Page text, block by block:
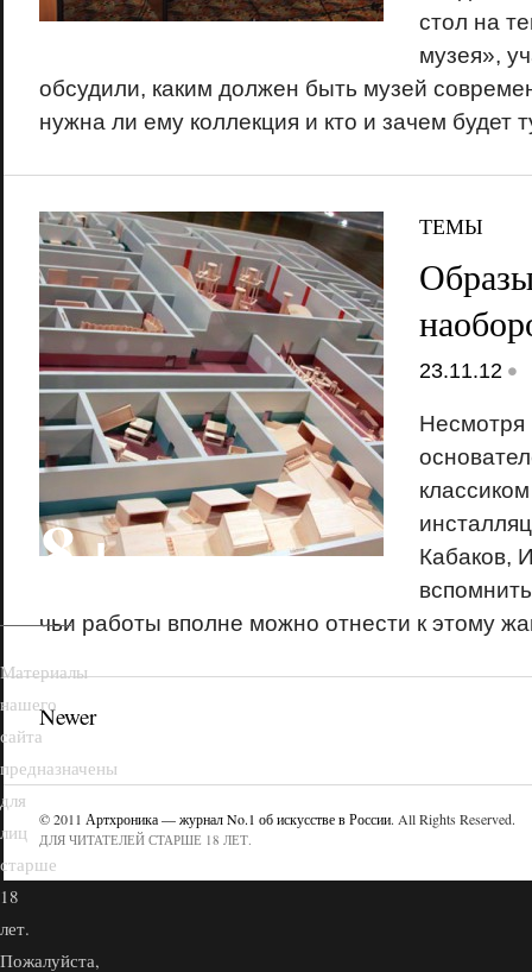
стол на
музея»,
обсудили, каким должен быть музей
нужна ли ему коллекция и кто и зачем будет
ТЕМЫ
23.11.12 •
Несмотря
Кабаков,
чьи работы вполне можно отнести к этому
Newer
© 2011 Артхроника — журнал No.1 об искусстве в России. All Rights Reserved.
ДЛЯ ЧИТАТЕЛЕЙ СТАРШЕ 18 ЛЕТ.
18+
Материалы
нашего
сайта
предназначены
для
лиц
старше
18
лет.
Пожалуйста,